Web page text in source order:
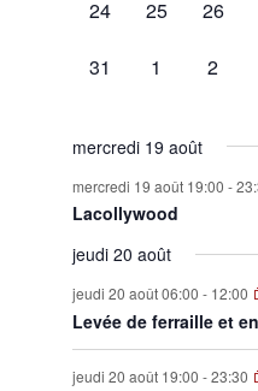
0
24
0
25
0
26
0
31
0
1
0
2
mercredi 19 août
mercredi 19 août 19:00 -
Lacollywood
jeudi 20 août
jeudi 20 août 06:00 - 12:00
Levée de ferraille et
jeudi 20 août 19:00 -23:30